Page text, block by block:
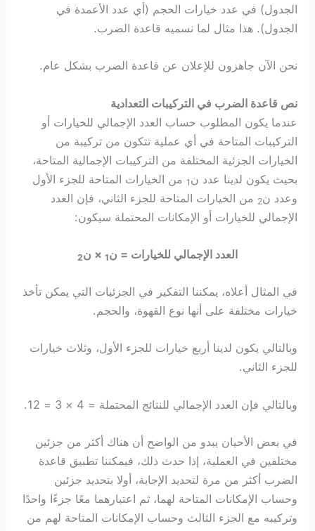
الجدول) في عدد خيارات الحجم (أي عدد الأعمدة في
الجدول). هذا مثال لما نسميه قاعدة الضرب.
نحن الآن جاهزون للإعلان عن قاعدة الضرب بشكل عام.
نص قاعدة الضرب في التركيبات التعدادية
عندما يكون المطلوب حساب العدد الإجمالي للخيارات أو
التركيبات المتاحة في أي عملية تتكون من تركيبة من
الخيارات الجزئية المختلفة من التركيبات الإجمالية المتاحة،
بحيث يكون لدينا عدد ن 1 من الخيارات المتاحة للجزء الأول
وعدد ن2 من الخيارات المتاحة للجزء الثاني، فإن العدد
الإجمالي للخيارات أو الإمكانات المحتملة سيكون:
العدد الإجمالي للخيارات = ن1 × ن2
في المثال أعلاه، يمكننا التفكير في الجزئيات التي يمكن تأخذ
خيارات مختلفة على أنها نوع القهوة، والحجم.
وبالتالي يكون لدينا أربع خيارات للجزء الأول، وثلاث خيارات
للجزء الثاني.
وبالتالي فإن العدد الإجمالي للنتائج المحتملة = 4 × 3 = 12.
في بعض الأحيان يبدو من الواضح أن هناك أكثر من جزئين
مختلفين في العملية، إذا حدث ذلك، فيمكننا تطبيق قاعدة
الضرب أكثر من مرة لتحديد الإجابة، أولا بتحديد جزئين
وحساب الإمكانات المتاحة لهما، ثم اعتبارهما معًا جزءًا واحدًا
وتركيبه مع الجزء الثالث وحساب الإمكانات المتاحة لهم من